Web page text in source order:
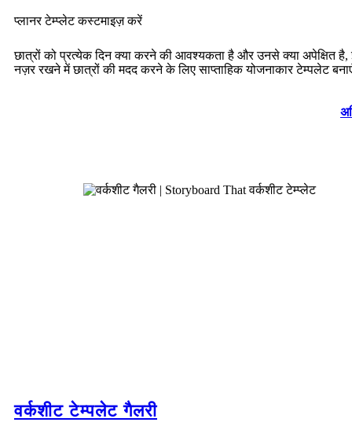
प्लानर टेम्प्लेट कस्टमाइज़ करें
छात्रों को प्रत्येक दिन क्या करने की आवश्यकता है और उनसे क्या अपेक्षित है,
नज़र रखने में छात्रों की मदद करने के लिए साप्ताहिक योजनाकार टेम्पलेट
वर्कशीट टेम्पलेट गैलरी